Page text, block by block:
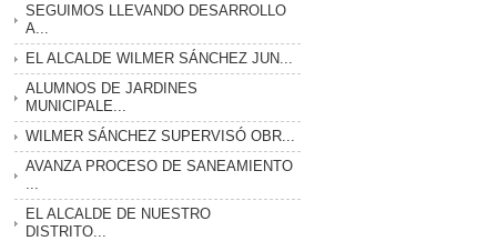
SEGUIMOS LLEVANDO DESARROLLO
A...
EL ALCALDE WILMER SÁNCHEZ JUN...
ALUMNOS DE JARDINES
MUNICIPALE...
WILMER SÁNCHEZ SUPERVISÓ OBR...
AVANZA PROCESO DE SANEAMIENTO
EL ALCALDE DE NUESTRO
DISTRITO...